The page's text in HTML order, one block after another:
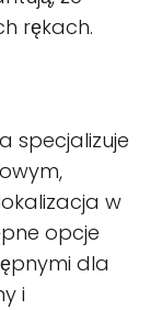
rękach.
specjalizuje
w
opcje
dla
i